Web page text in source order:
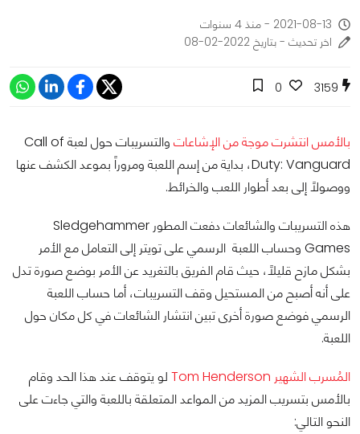
2021-08-13 - منذ 4 سنوات
اخر تحديث - بتاريخ 2022-02-08
3159
0
بالأمس انتشرت موجة من الإشاعات
والتسريبات حول لعبة Call of
Duty: Vanguard، بداية من إسم اللعبة ومروراً بموعد الكشف عنها
ووصولاً إلى بعد أطوار اللعب والخرائط.
هذه التسريبات والشائعات دفعت المطور Sledgehammer
Games وحساب اللعبة الرسمي على تويتر إلى التعامل مع الأمر
بشكل مازح قليلاً، حيث قام الفريق بالتغريد عن الأمر بوضع صورة تدل
على أنه أصبح من المستحيل وقف التسريبات، أما حساب اللعبة
الرسمي فوضع صورة أخرى تبين انتشار الشائعات في كل مكان حول
اللعبة.
المُسرب الشهير Tom Henderson
لو يتوقف عند هذا الحد وقام
بالأمس بتسريب المزيد من المواعد المتعلقة باللعبة والتي جاءت على
النحو التالي: